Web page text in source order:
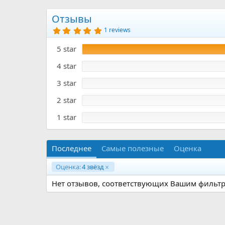
р
с
д
а
н
и
я
Отзывы
5
.
0
0
з
ё
з
1 reviews
5 star
4 star
3 star
2 star
1 star
Последнее Самые полезные Оценка
Оценка:4 звёзд
Нет отзывов, соответствующих Вашим